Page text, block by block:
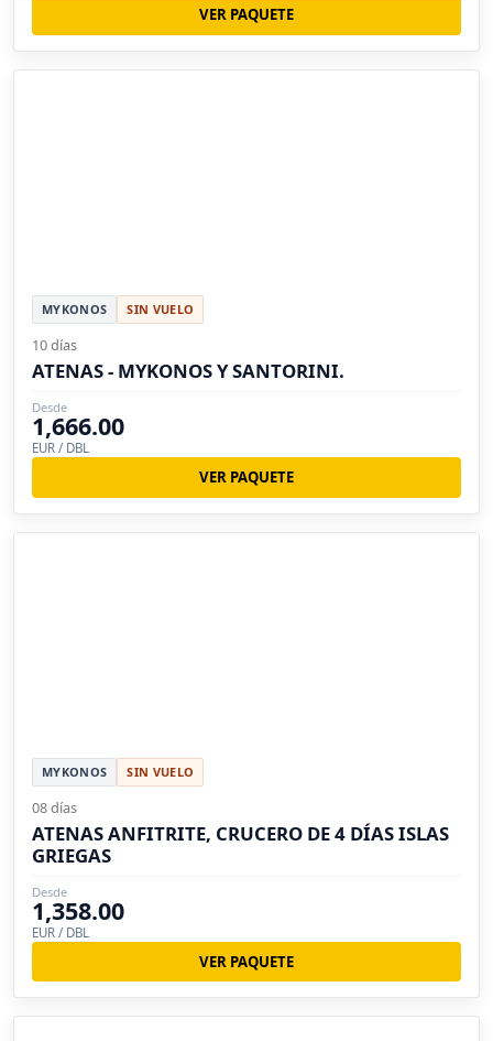
VER PAQUETE
MYKONOS SIN VUELO
10 días
ATENAS - MYKONOS Y SANTORINI.
Desde
1,666.00
EUR / DBL
VER PAQUETE
MYKONOS SIN VUELO
08 días
ATENAS ANFITRITE, CRUCERO DE 4 DÍAS ISLAS
GRIEGAS
Desde
1,358.00
EUR / DBL
VER PAQUETE